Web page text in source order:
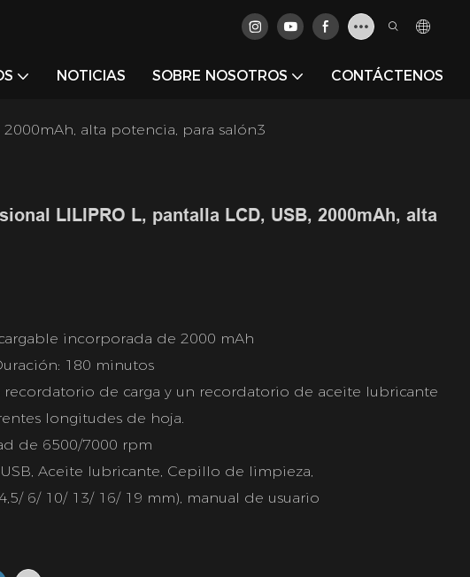
NOTICIAS SOBRE NOSOTROS CONTÁCTENOS
alta potencia, para salón3
LILIPRO L, pantalla LCD, USB, 2000mAh, alta
incorporada de 2000 mAh
180 minutos
recordatorio de carga y un recordatorio de aceite lubricante
longitudes de hoja.
de 6500/7000 rpm
Aceite lubricante, Cepillo de limpieza,
6/ 10/ 13/ 16/ 19 mm), manual de usuario